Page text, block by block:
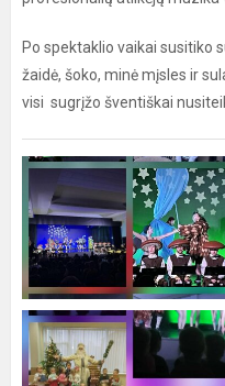
Po spektaklio vaikai susitiko
žaidė, šoko, minė mįsles ir
visi sugrįžo šventiškai